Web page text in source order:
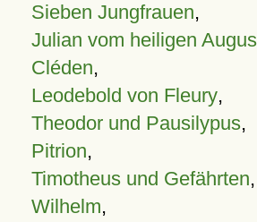
Sieben Jungfrauen,
Julian vom heiligen
Cléden,
Leodebold von Fleury,
Theodor und Pausilypus,
Pitrion,
Timotheus und Gefährten,
Wilhelm,